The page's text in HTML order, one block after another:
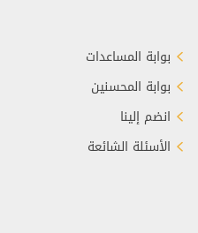
بوابة المساعدات
بوابة المحسنين
انضم إلينا
الأسئلة الشائعة